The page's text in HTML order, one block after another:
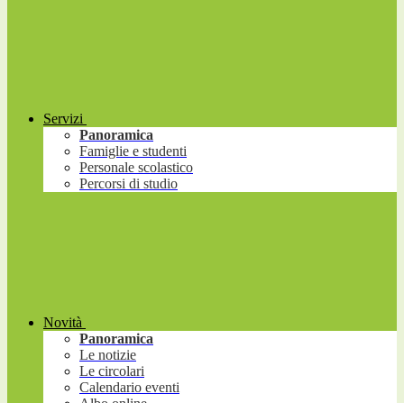
Servizi
Panoramica
Famiglie e studenti
Personale scolastico
Percorsi di studio
Novità
Panoramica
Le notizie
Le circolari
Calendario eventi